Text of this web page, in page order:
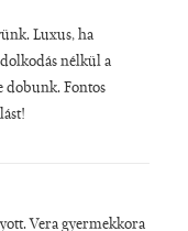
Luxus, ha
nélkül a
dobunk. Fontos
Vera gyermekkora